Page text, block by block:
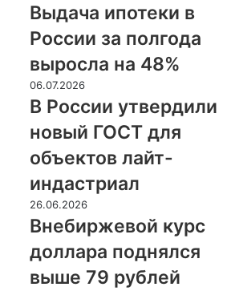
ипотеки
России
за
полгода
выросла
на
Выдача ипотеки в
России за полгода
выросла на 48%
В
России
утвердили
новый
ГОСТ
для
объектов
лайт-
индастриал
06.07.2026
В России утвердили
новый ГОСТ для
объектов лайт-
индастриал
Внебиржевой
курс
доллара
поднялся
выше
79
26.06.2026
Внебиржевой курс
доллара поднялся
выше 79 рублей